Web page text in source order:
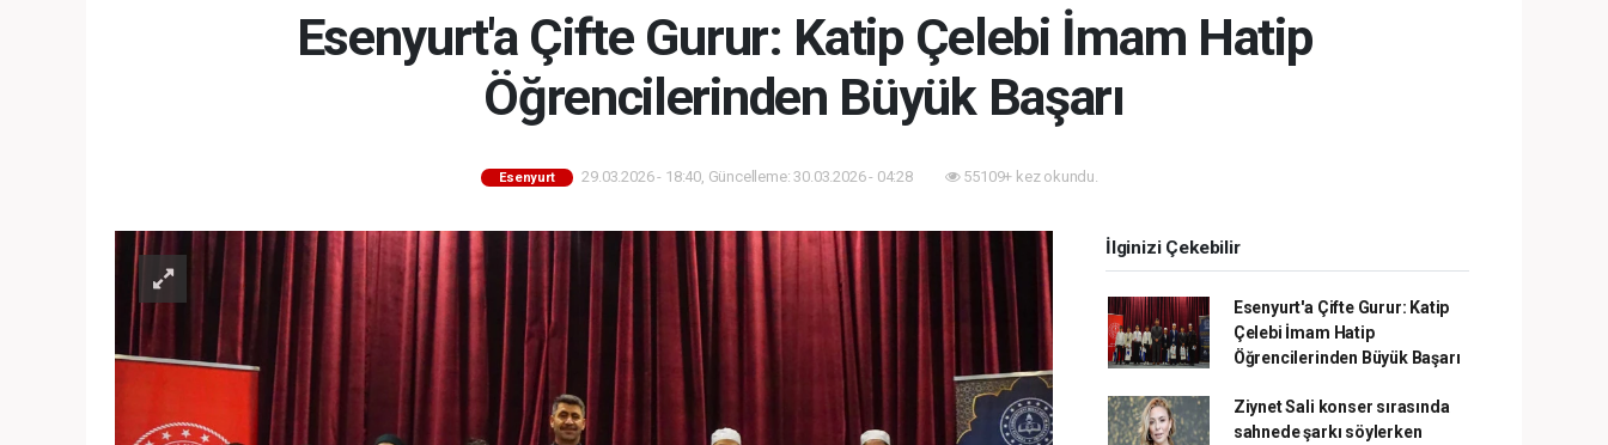
Esenyurt'a Çifte Gurur: Katip Çelebi İmam Hatip
Öğrencilerinden Büyük Başarı
Esenyurt 29.03.2026 - 18:40, Güncelleme: 30.03.2026 - 04:28 55109+ kez okundu.
İlginizi Çekebilir
Esenyurt'a Çifte Gurur: Katip
Çelebi İmam Hatip
Öğrencilerinden Büyük Başarı
Ziynet Sali konser sırasında
sahnede şarkı söylerken